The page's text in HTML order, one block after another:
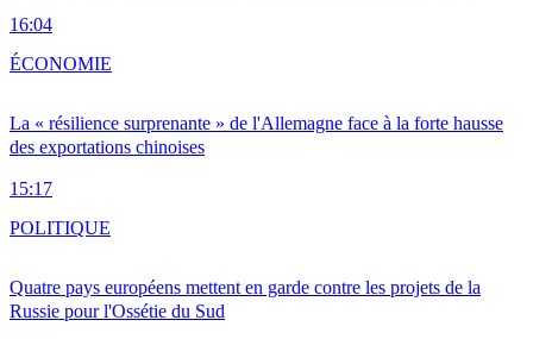
16:04
La « résilience surprenante » de l'Allemagne face à la forte hausse
des exportations chinoises
15:17
ÉCONOMIE
Quatre pays européens mettent en garde contre les projets de la
Russie pour l'Ossétie du Sud
POLITIQUE